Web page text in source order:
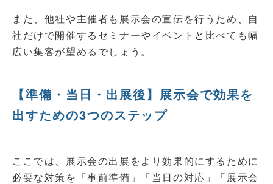
また、他社や主催者も展示会の宣伝を行うため、自
社だけで開催するセミナーやイベントと比べても幅
広い集客が望めるでしょう。
【準備・当日・出展後】展示会で効果を
出すための3つのステップ
ここでは、展示会の出展をより効果的にするために
必要な対策を「事前準備」「当日の対応」「展示会